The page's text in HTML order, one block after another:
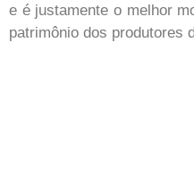
e é justamente o melhor
patrimônio dos produtores